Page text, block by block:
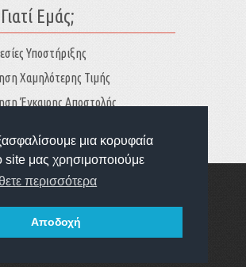
μια κορυφαία
site μας χρησιμοποιούμε
περισσότερα
Αποδοχή
Γιατί Εμάς;
Υποστήριξης
Χαμηλότερης Τιμής
Έγκαιρης Αποστολής
Copyright © 2022GameExplorers
τιμές περιλαμβάνουν ΦΠΑ 24%